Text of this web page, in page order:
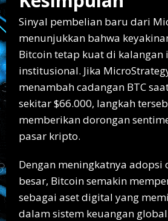
Sinyal pembelian baru dari
menunjukkan bahwa
Bitcoin tetap kuat di kalangan
institusional. Jika
menambah cadangan BTC
sekitar $66.000, langkah
memberikan dorongan
pasar kripto.
Dengan meningkatnya adopsi
besar, Bitcoin semakin
sebagai aset digital yang
dalam sistem keuangan